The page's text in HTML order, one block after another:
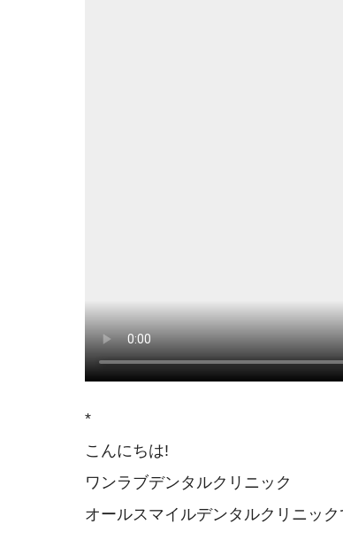
*
こんにちは!
ワンラブデンタルクリニック
オールスマイルデンタルクリニック